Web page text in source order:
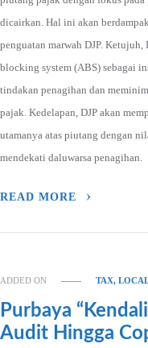
dicairkan. Hal ini akan
penguatan marwah DJP.
blocking system (ABS) sebagai
tindakan penagihan dan
pajak. Kedelapan, DJP akan
utamanya atas piutang dengan
mendekati daluwarsa penagihan.
READ MORE
ADDED ON TAX,
Purbaya
Audit Hingga